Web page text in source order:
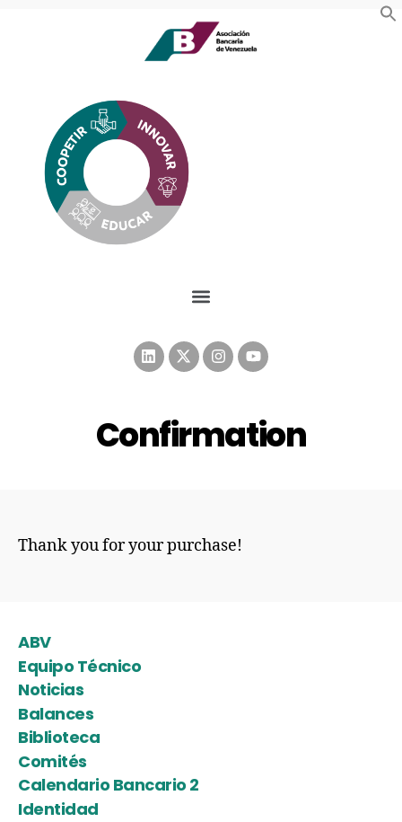
Confirmation
Thank you for your purchase!
ABV
Equipo Técnico
Noticias
Balances
Biblioteca
Comités
Calendario Bancario 2
Identidad